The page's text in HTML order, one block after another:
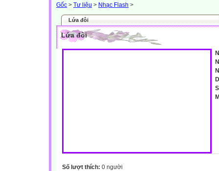
Gốc > Tư liệu > Nhạc Flash >
Lứa đôi
Lứa đôi
Số lượt thích: 0 người